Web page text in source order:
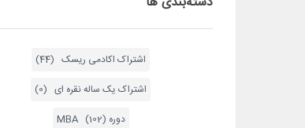
اشتراک اکادمی ریسک (44)
اشتراک یک ساله نقره ای (0)
دوره MBA (102)